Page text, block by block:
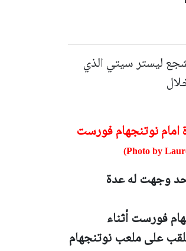
ليستر سيتي الذي
نوتنجهام فورست
وجهت له عدة
نوتنجهام فورست أثناء
المفاجئ 4-1 على حامل اللقب على ملعب نوتنجهام